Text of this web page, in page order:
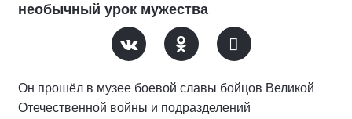
необычный урок мужества
Он прошёл в музее боевой славы бойцов Великой
Отечественной войны и подразделений